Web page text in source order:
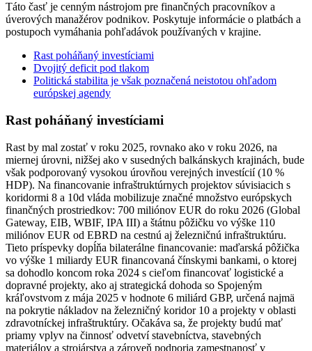
Táto časť je cenným nástrojom pre finančných pracovníkov a
úverových manažérov podnikov. Poskytuje informácie o platbách a
postupoch vymáhania pohľadávok používaných v krajine.
Rast poháňaný investíciami
Dvojitý deficit pod tlakom
Politická stabilita je však poznačená neistotou ohľadom
európskej agendy
Rast poháňaný investíciami
Rast by mal zostať v roku 2025, rovnako ako v roku 2026, na
miernej úrovni, nižšej ako v susedných balkánskych krajinách, bude
však podporovaný vysokou úrovňou verejných investícií (10 %
HDP). Na financovanie infraštruktúrnych projektov súvisiacich s
koridormi 8 a 10d vláda mobilizuje značné množstvo európskych
finančných prostriedkov: 700 miliónov EUR do roku 2026 (Global
Gateway, EIB, WBIF, IPA III) a štátnu pôžičku vo výške 110
miliónov EUR od EBRD na cestnú aj železničnú infraštruktúru.
Tieto príspevky dopĺňa bilaterálne financovanie: maďarská pôžička
vo výške 1 miliardy EUR financovaná čínskymi bankami, o ktorej
sa dohodlo koncom roka 2024 s cieľom financovať logistické a
dopravné projekty, ako aj strategická dohoda so Spojeným
kráľovstvom z mája 2025 v hodnote 6 miliárd GBP, určená najmä
na pokrytie nákladov na železničný koridor 10 a projekty v oblasti
zdravotníckej infraštruktúry. Očakáva sa, že projekty budú mať
priamy vplyv na činnosť odvetví stavebníctva, stavebných
materiálov a strojárstva a zároveň podporia zamestnanosť v